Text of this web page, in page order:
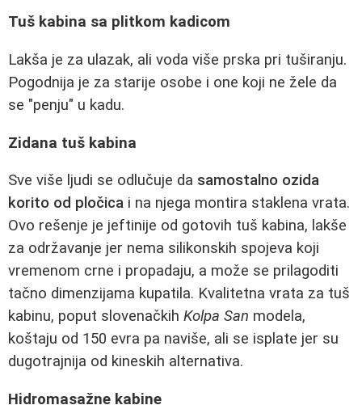
Tuš kabina sa plitkom kadicom
Lakša je za ulazak, ali voda više prska pri tuširanju.
Pogodnija je za starije osobe i one koji ne žele da
se "penju" u kadu.
Zidana tuš kabina
Sve više ljudi se odlučuje da samostalno ozida
korito od pločica i na njega montira staklena vrata.
Ovo rešenje je jeftinije od gotovih tuš kabina, lakše
za održavanje jer nema silikonskih spojeva koji
vremenom crne i propadaju, a može se prilagoditi
tačno dimenzijama kupatila. Kvalitetna vrata za tuš
kabinu, poput slovenačkih Kolpa San modela,
koštaju od 150 evra pa naviše, ali se isplate jer su
dugotrajnija od kineskih alternativa.
Hidromasažne kabine